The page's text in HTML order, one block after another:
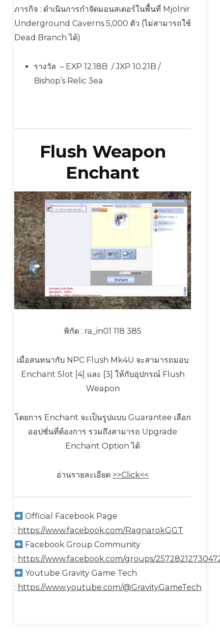
ภารกิจ : ดำเนินการกำจัดมอนสเตอร์ในพื้นที่ Mjolnir
Underground Caverns 5,000 ตัว (ไม่สามารถใช้
Dead Branch ได้)
รางวัล – EXP 12.18B / JXP 10.21B /
Bishop’s Relic 3ea
Flush Weapon
Enchant
พิกัด : ra_in01 118 385
เมื่อสนทนากับ NPC Flush Mk4U จะสามารถมอบ
Enchant Slot [4] และ [3] ให้กับอุปกรณ์ Flush
Weapon
โดยการ Enchant จะเป็นรูปแบบ Guarantee เลือก
ออปชั่นที่ต้องการ รวมถึงสามารถ Upgrade
Enchant Option ได้
อ่านรายละเอียด >>Click<<
Official Facebook Page
: https://www.facebook.com/RagnarokGGT
Facebook Group Community
: https://www.facebook.com/groups/
Youtube Gravity Game Tech
: https://www.youtube.com/@GravityGameTech